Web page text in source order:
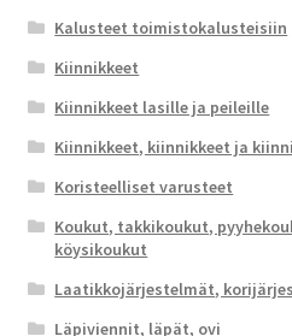
Kalusteet toimistokalusteisiin
Kiinnikkeet
Kiinnikkeet lasille ja peileille
Kiinnikkeet, kiinnikkeet ja
Koristeelliset varusteet
Koukut, takkikoukut,
köysikoukut
Laatikkojärjestelmät,
Läpiviennit, läpät, ovi